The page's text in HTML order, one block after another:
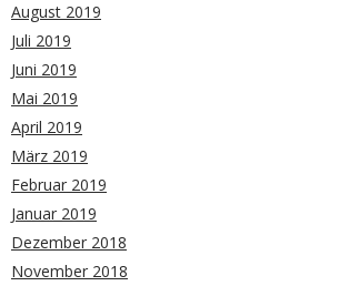
August 2019
Juli 2019
Juni 2019
Mai 2019
April 2019
März 2019
Februar 2019
Januar 2019
Dezember 2018
November 2018